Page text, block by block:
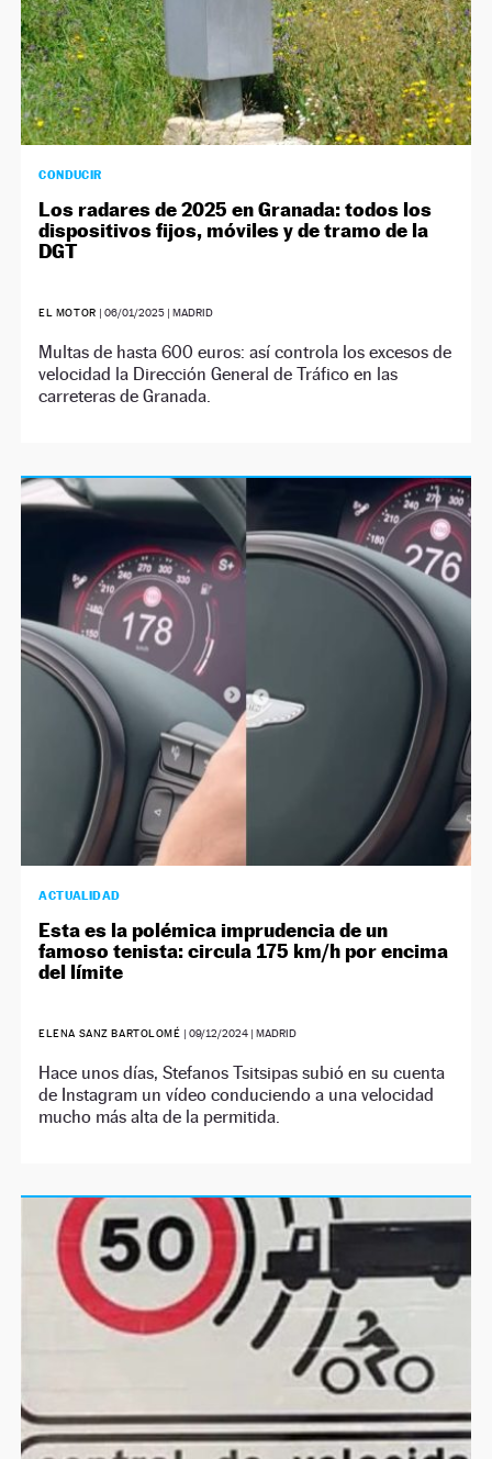
CONDUCIR
Los radares de 2025 en Granada: todos los
dispositivos fijos, móviles y de tramo de la
DGT
EL MOTOR | 06/01/2025| MADRID
Multas de hasta 600 euros: así controla los excesos de
velocidad la Dirección General de Tráfico en las
carreteras de Granada.
ACTUALIDAD
Esta es la polémica imprudencia de un
famoso tenista: circula 175 km/h por encima
del límite
ELENA SANZ BARTOLOMÉ | 09/12/2024| MADRID
Hace unos días, Stefanos Tsitsipas subió en su cuenta
de Instagram un vídeo conduciendo a una velocidad
mucho más alta de la permitida.